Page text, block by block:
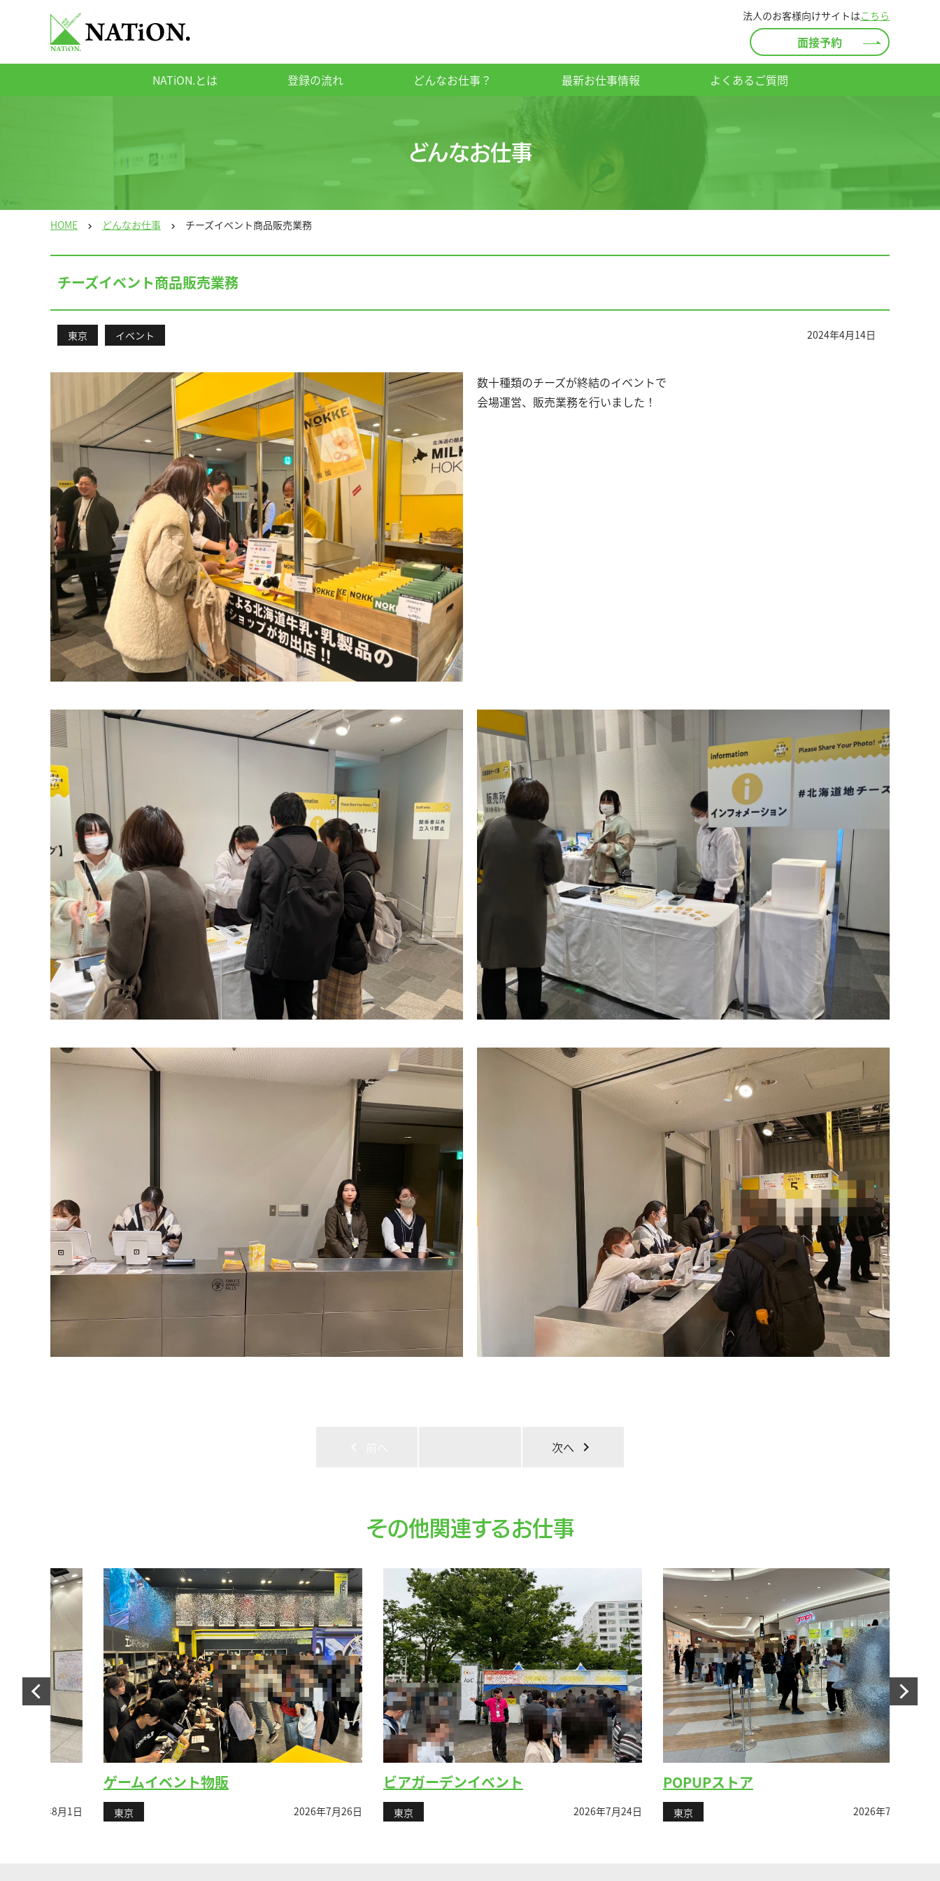
法人のお客様向けサイトはこちら
面接予約
NATiON.とは 登録の流れ どんなお仕事？ 最新お仕事情報 よくあるご質問
どんなお仕事
HOME chevron_right どんなお仕事 chevron_right チーズイベント商品販売業務
チーズイベント商品販売業務
2024年4月14日
東京 イベント
数十種類のチーズが終結のイベントで
会場運営、販売業務を行いました！
次へ chevron_right
その他関連するお仕事
ゲームイベント物販
東京 2026年7月26日
ビアガーデンイベント
東京 2026年7月24日
POPUPストア
東京 2026年7月13日